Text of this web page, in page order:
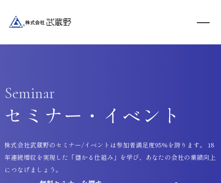
Seminar
セミナー・イベント
株式会社武蔵野のセミナー/イベントは参加者満足度95%を誇ります。 18
年連続増収を実現した「儲かる仕組み」を学び、あなたの会社の業績向上
につなげましょう。